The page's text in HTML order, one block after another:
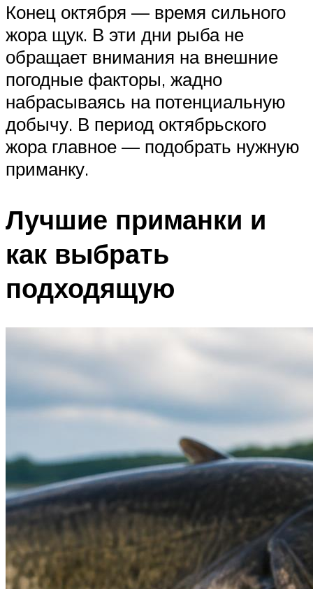
Конец октября — время сильного
жора щук. В эти дни рыба не
обращает внимания на внешние
погодные факторы, жадно
набрасываясь на потенциальную
добычу. В период октябрьского
жора главное — подобрать нужную
приманку.
Лучшие приманки и
как выбрать
подходящую